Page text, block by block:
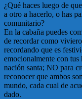
¿Qué haces luego de
a otro a hacerlo, o has
comunitario?
En la cabaña puedes
de recordar como
recordando que es
emocionalmente con tus
nación santa; NO para
reconocer que ambos
mundo, cada cual de
dado.